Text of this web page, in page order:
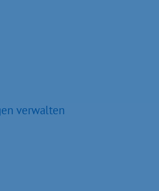
verwalten